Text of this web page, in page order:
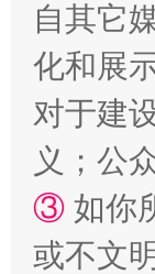
招工
自其它
化和展
对于建
义；公
③ 如你
或不文